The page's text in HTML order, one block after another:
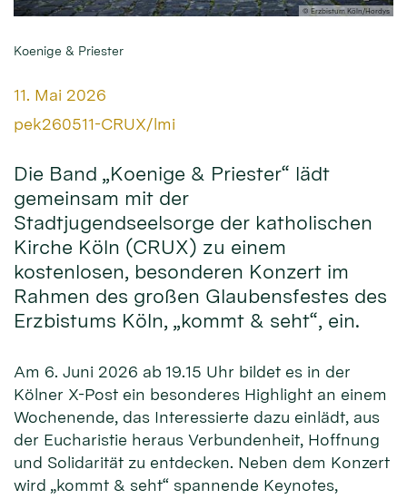
© Erzbistum Köln/Hordys
Koenige & Priester
Datum:
11. Mai 2026
Von:
pek260511-CRUX/lmi
Die Band „Koenige & Priester“ lädt
gemeinsam mit der
Stadtjugendseelsorge der katholischen
Kirche Köln (CRUX) zu einem
kostenlosen, besonderen Konzert im
Rahmen des großen Glaubensfestes des
Erzbistums Köln, „kommt & seht“, ein.
Am 6. Juni 2026 ab 19.15 Uhr bildet es in der
Kölner X-Post ein besonderes Highlight an einem
Wochenende, das Interessierte dazu einlädt, aus
der Eucharistie heraus Verbundenheit, Hoffnung
und Solidarität zu entdecken. Neben dem Konzert
wird „kommt & seht“ spannende Keynotes,